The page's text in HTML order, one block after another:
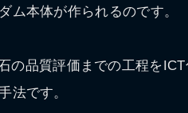
ム本体が作られるのです。
の品質評価までの工程を
法です。